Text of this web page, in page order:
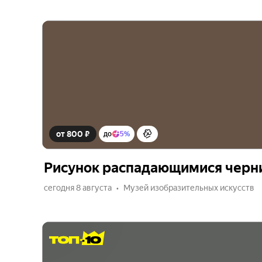
от 800 ₽ до 5%
Рисунок распадающимися
сегодня 8 августа Музей изобразительных искусств